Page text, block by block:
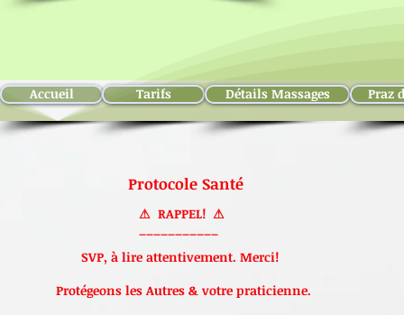
Accueil Tarifs Détails Massages Praz
Protocole Santé
⚠ RAPPEL! ⚠
SVP, à lire attentivement. Merci!
Protégeons les Autres & votre praticienne.